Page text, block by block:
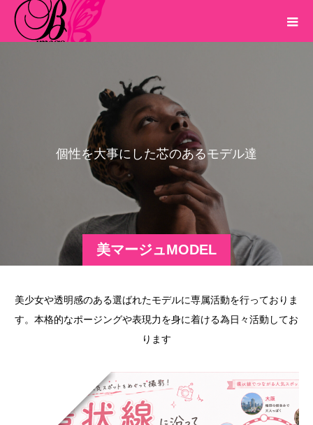
美マージュMODEL
個性を大事に し た芯のあるモデル達
美少女や透明感のある選ばれたモデルに専属活動を行っておりま
す。本格的なポージングや表現力を身に着ける為日々活動してお
ります